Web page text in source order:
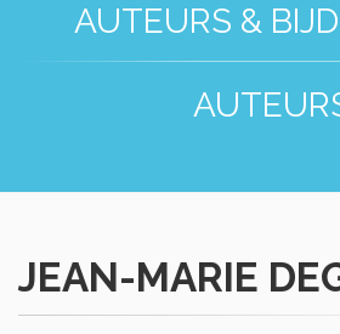
AUTEURS &
JEAN-MARIE